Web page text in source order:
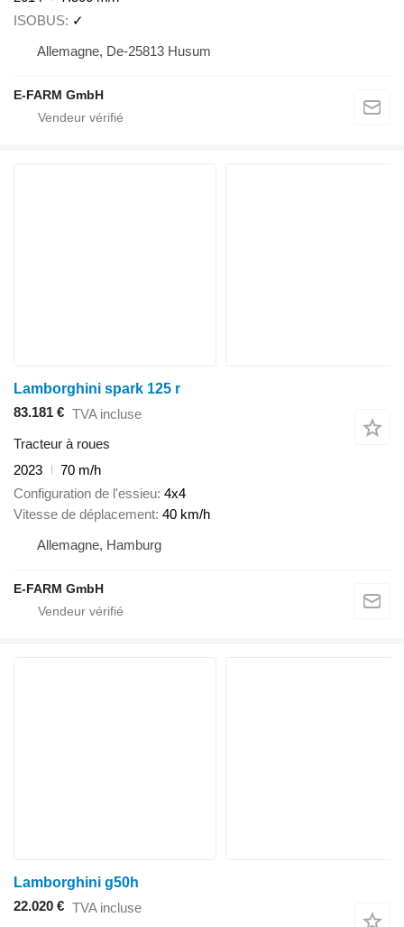
ISOBUS ✓
Allemagne, De-25813 Husum
E-FARM GmbH
Lamborghini spark 125 r
83.181 € TVA incluse
Tracteur à roues
2023
70 m/h
Configuration de l'essieu 4x4
Vitesse de déplacement 40 km/h
Allemagne, Hamburg
E-FARM GmbH
Lamborghini g50h
22.020 € TVA incluse